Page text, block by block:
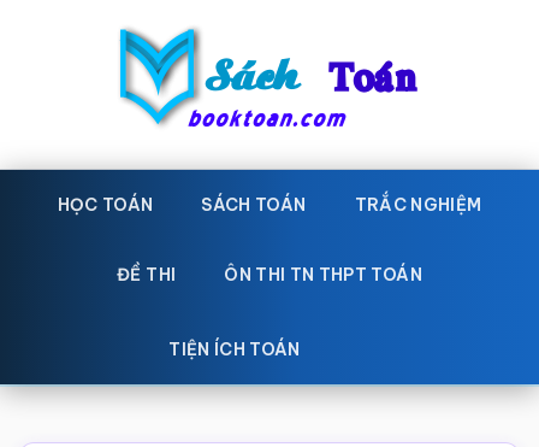
Sách
Toán
toán
Học
toán,
giáo
HỌC TOÁN SÁCH TOÁN TRẮC NGHIỆM
ĐỀ THI ÔN THI TN THPT TOÁN
TIỆN ÍCH TOÁN